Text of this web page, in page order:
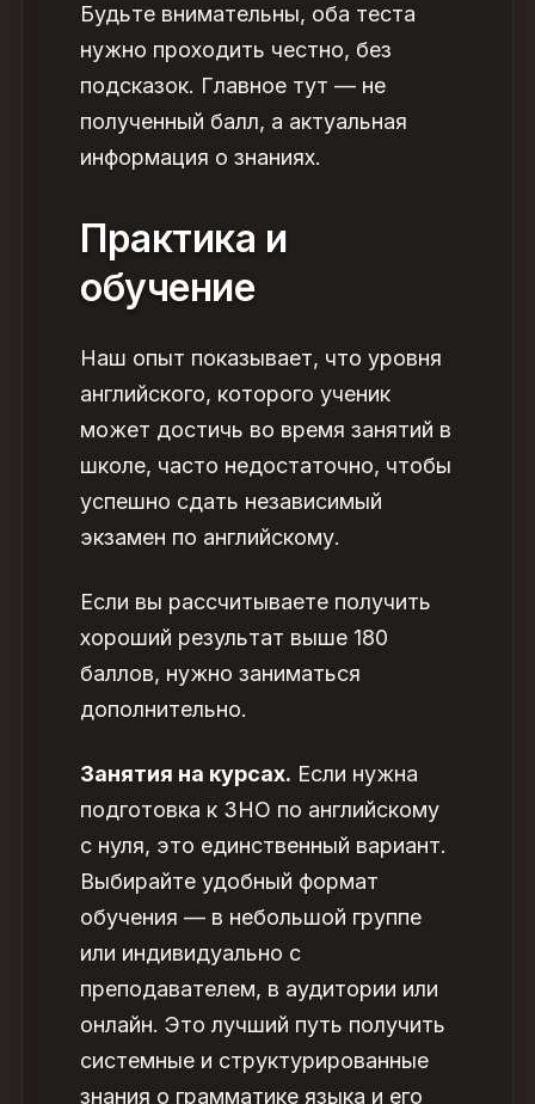
Будьте внимательны, оба теста
нужно проходить честно, без
подсказок. Главное тут — не
полученный балл, а актуальная
информация о знаниях.
Практика и
обучение
Наш опыт показывает, что уровня
английского, которого ученик
может достичь во время занятий в
школе, часто недостаточно, чтобы
успешно сдать независимый
экзамен по английскому.
Если вы рассчитываете получить
хороший результат выше 180
баллов, нужно заниматься
дополнительно.
Занятия на курсах. Если нужна
подготовка к ЗНО по английскому
с нуля, это единственный вариант.
Выбирайте удобный формат
обучения — в небольшой группе
или индивидуально с
преподавателем, в аудитории или
онлайн. Это лучший путь получить
системные и структурированные
знания о грамматике языка и его